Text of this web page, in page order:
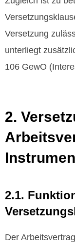
Versetzung
unterliegt
106 GewO
2.
2.1.
Der